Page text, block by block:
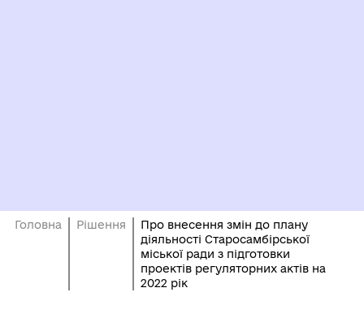
Головна Рішення
Про внесення змін до плану
діяльності Старосамбірської
міської ради з підготовки
проектів регуляторних актів на
2022 рік